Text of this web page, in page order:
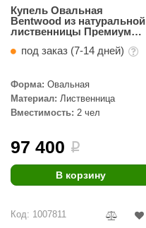
Купель Овальная
Bentwood из натуральной
лиственницы Премиум
под заказ (7-14 дней)
Форма: Овальная
Материал: Лиственница
Вместимость: 2 чел
97 400 i
В корзину
Код: 1007811